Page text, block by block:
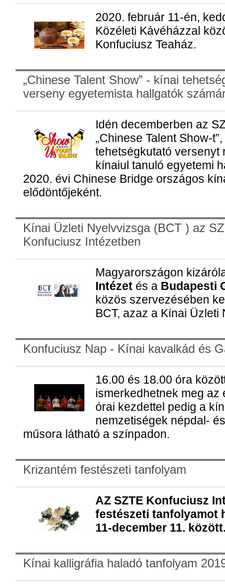
2020. február 11-én,
Közéleti Kávéházzal
Konfuciusz Teaház.
„Chinese Talent Show” - kínai
verseny egyetemista hallgatók
Idén decemberben az
„Chinese Talent Show-
tehetségkutató versenyt
kínaiul tanuló egyetemi
2020. évi Chinese Bridge országos
elődöntőjeként.
Kínai Üzleti Nyelvvizsga (BCT ) az
Konfuciusz Intézetben
Magyarországon
Intézetés a Budapesti
közös szervezésében
BCT, azaz a Kínai Üzleti
Konfuciusz Nap - Kínai kavalkád és
16.00 és 18.00 óra
ismerkedhetnek meg az
órai kezdettel pedig a
nemzetiségek népdal-
műsora látható a színpadon.
Krizantém festészeti tanfolyam
AZ SZTE Konfuciusz
festészeti tanfolyamot
11-december 11.
Kínai kalligráfia haladó tanfolyam